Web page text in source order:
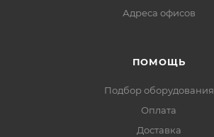
Адреса офисов
ПОМОЩЬ
Подбор оборудования
Оплата
Доставка